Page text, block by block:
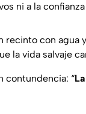
ni a la
recinto con
la vida salvaje
contundencia: “